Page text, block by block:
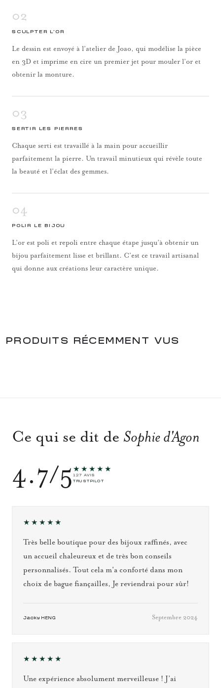
02
SCULPTER L’OR
Le dessin est envoyé à l’atelier de Joao, qui modélise la pièce
en 3D et imprime en cire un premier jet pour mouler l’or et
obtenir la monture.
03
SERTIR LES PIERRES
Chaque serti est travaillé à la main pour accueillir
parfaitement la pierre. Un travail minutieux qui révèle toute
la beauté et l’éclat des gemmes.
04
POLIR LE BIJOU
L’or est poli et repoli entre chaque étape jusqu’à obtenir un
bijou parfaitement lisse et brillant. C’est ce travail artisanal
qui donne aux créations leur caractère unique.
PRODUITS RÉCEMMENT VUS
Ce qui se dit de Sophie d'Agon
4.7/5 ★★★★★
127 AVIS
TRUSTPILOT
★★★★★
Très belle boutique pour des bijoux raffinés, avec
un accueil chaleureux et de très bon conseils
personnalisés. Tout cela m'a conforté dans mon
choix de bague fiançailles, Je reviendrai pour sûr!
Jacky HENG Septembre 2024
★★★★★
Une expérience absolument merveilleuse ! J’ai